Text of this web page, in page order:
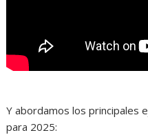
Y abordamos los principales
para 2025: